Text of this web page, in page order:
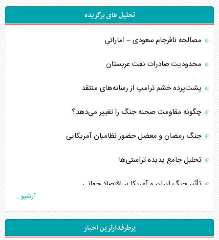
تحلیل های برگزیده
مصالحه نافرجام سعودی – اماراتی
محدودیت صادرات نفت عربستان
پشت‌پرده خشم ترامپ از رسانه‌های منتقد
چگونه مقاومت صحنه جنگ را تغییر می‌دهد؟
جنگ رمضان و معضل حضور نظامیان آمریکایی
تحلیل جامع پدیده تراستی‌ها
تأثیر جنگ ایران و آمریکا بر اقتصاد جهانی
اربعین، کابوس مشترک تل‌آویو-واشنگتن
آرشیو...
پرطرفدارترین اخبار